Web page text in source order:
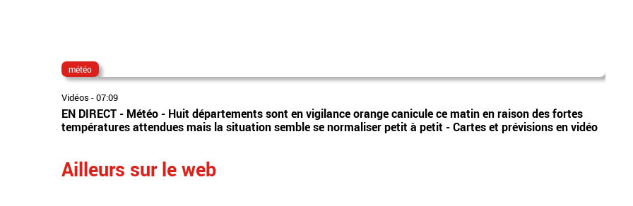
météo
Vidéos -07:09
EN DIRECT - Météo - Huit départements sont en vigilance orange canicule ce matin en raison des fortes
températures attendues mais la situation semble se normaliser petit à petit - Cartes et prévisions en vidéo
Ailleurs sur le web